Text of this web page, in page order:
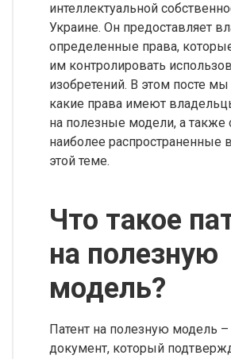
интеллектуальной
Украине. Он предоставляет
определенные права,
им контролировать
изобретений. В этом посте
какие права имеют
на полезные модели, а также
наиболее распространенные
этой теме.
Что такое
на полезную
модель?
Патент на полезную модель –
документ, который